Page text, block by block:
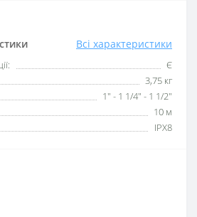
Всі характеристики
Є
3,75 кг
1″ - 1 1/4″ - 1 1/2″
10 м
IPX8